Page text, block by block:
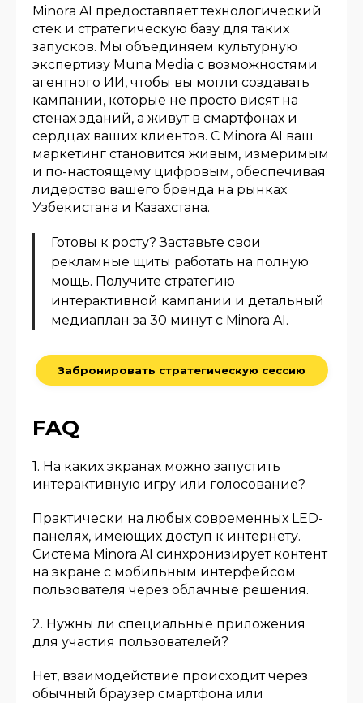
Minora AI предоставляет технологический
стек и стратегическую базу для таких
запусков. Мы объединяем культурную
экспертизу Muna Media с возможностями
агентного ИИ, чтобы вы могли создавать
кампании, которые не просто висят на
стенах зданий, а живут в смартфонах и
сердцах ваших клиентов. С Minora AI ваш
маркетинг становится живым, измеримым
и по-настоящему цифровым, обеспечивая
лидерство вашего бренда на рынках
Узбекистана и Казахстана.
Готовы к росту? Заставьте свои
рекламные щиты работать на полную
мощь. Получите стратегию
интерактивной кампании и детальный
медиаплан за 30 минут с Minora AI.
Забронировать стратегическую сессию
FAQ
1. На каких экранах можно запустить
интерактивную игру или голосование?
Практически на любых современных LED-
панелях, имеющих доступ к интернету.
Система Minora AI синхронизирует контент
на экране с мобильным интерфейсом
пользователя через облачные решения.
2. Нужны ли специальные приложения
для участия пользователей?
Нет, взаимодействие происходит через
обычный браузер смартфона или